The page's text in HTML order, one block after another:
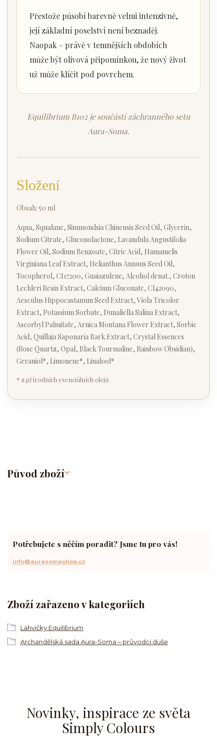
Přestože působí barevně velmi intenzivně,
její základní poselství není beznaděj.
Naopak – právě v temnějších obdobích
může být olivová připomínkou, že nový život
už může klíčit pod povrchem.
Equilibrium B102 je součástí záchranného setu
Aura-Soma.
Složení
Obsah: 50 ml
Aqua, Squalane, Simmondsia Chinensis Seed Oil, Glycerin,
Sodium Citrate, Gluconolactone, Lavandula Angustifolia
Flower Oil, Sodium Benzoate, Citric Acid, Hamamelis
Virginiana Leaf Extract, Helianthus Annuus Seed Oil,
Tocopherol, CI17200, Guaiazulene, Alcohol denat., Croton
Lechleri Resin Extract, Calcium Gluconate, CI42090,
Aesculus Hippocastanum Seed Extract, Viola Tricolor
Extract, Potassium Sorbate, Dunaliella Salina Extract,
Ascorbyl Palmitate, Arnica Montana Flower Extract, Sorbic
Acid, Quillaja Saponaria Bark Extract, Crystal Essences
(Rose Quartz, Opal, Black Tourmaline, Rainbow Obsidian),
Geraniol*, Limonene*, Linalool*
* z přírodních esenciálních olejů
Původ zboží
Zboží zařazeno v kategoriích
Lahvičky Equilibrium
Archandělská sada Aura-Soma – průvodci duše
Potřebujete s něčím poradit? Jsme tu pro vás!
info@aurasomashop.cz
Novinky, inspirace ze světa
Simply Colours